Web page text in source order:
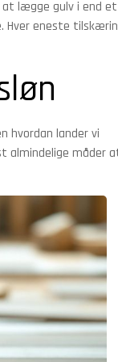
lægge gulv i end et
Hver eneste
hvordan lander vi
almindelige måder